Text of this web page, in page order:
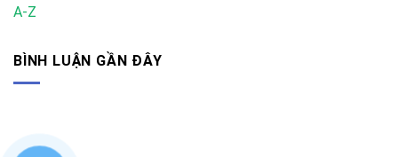
A-Z
BÌNH LUẬN GẦN ĐÂY